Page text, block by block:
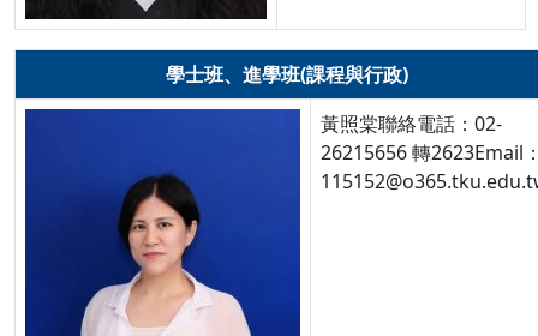
學士班、進學班(課程與行政)
黃照棠聯絡電話：02-
26215656 轉2623Email